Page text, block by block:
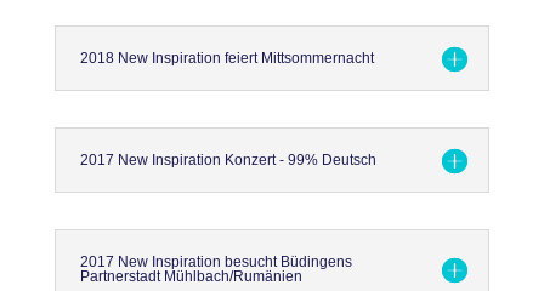
2018 New Inspiration feiert Mittsommernacht
2017 New Inspiration Konzert - 99% Deutsch
2017 New Inspiration besucht Büdingens
Partnerstadt Mühlbach/Rumänien